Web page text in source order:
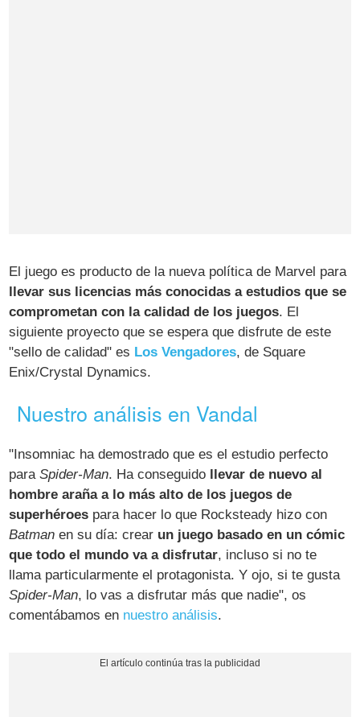
El juego es producto de la nueva política de Marvel para
llevar sus licencias más conocidas a estudios que se
comprometan con la calidad de los juegos. El
siguiente proyecto que se espera que disfrute de este
"sello de calidad" es Los Vengadores, de Square
Enix/Crystal Dynamics.
Nuestro análisis en Vandal
"Insomniac ha demostrado que es el estudio perfecto
paraSpider-Man. Ha conseguido
llevar de nuevo al
hombre araña a lo más alto de los juegos de
superhéroes para hacer lo que Rocksteady hizo con
Batman en su día: crear un juego basado en un cómic
que todo el mundo va a disfrutar, incluso si no te
llama particularmente el protagonista. Y ojo, si te gusta
Spider-Man, lo vas a disfrutar más que nadie", os
comentábamos en nuestro análisis.